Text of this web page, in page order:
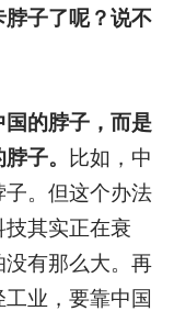
脖子了呢？说不
的脖子，而是
子。
比如，中
子。但这个办法
其实正在衰
有那么大。再
业，要靠中国